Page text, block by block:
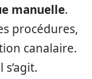
manuelle.
procédures,
canalaire.